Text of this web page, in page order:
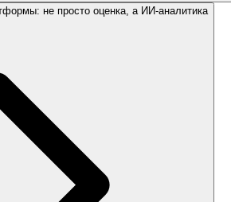
не просто оценка, а ИИ-аналитика